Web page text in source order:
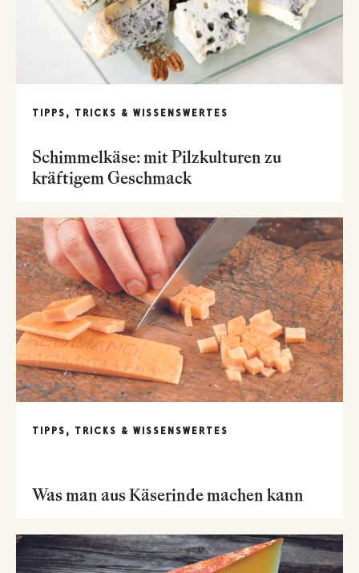
TIPPS, TRICKS & WISSENSWERTES
Schimmelkäse: mit Pilzkulturen zu
kräftigem Geschmack
TIPPS, TRICKS & WISSENSWERTES
Was man aus Käserinde machen kann